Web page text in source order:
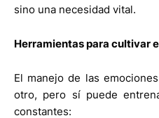
sino una necesidad vital.
Herramientas para cultivar
El manejo de las
otro, pero sí puede
constantes: